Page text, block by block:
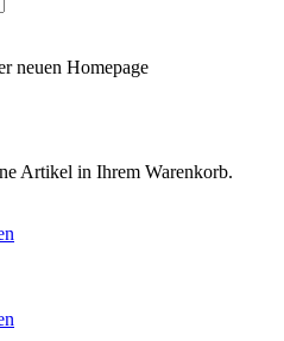
neuen Homepage
Artikel in Ihrem Warenkorb.